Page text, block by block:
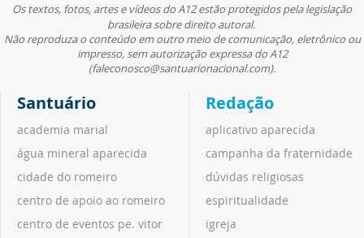
Os textos, fotos, artes e vídeos do A12 estão protegidos pela legislação
brasileira sobre direito autoral.
Não reproduza o conteúdo em outro meio de comunicação, eletrônico ou
impresso, sem autorização expressa do A12
(faleconosco@santuarionacional.com).
Santuário
academia marial
água mineral aparecida
cidade do romeiro
centro de apoio ao romeiro
centro de eventos pe. vitor
Redação
aplicativo aparecida
campanha da fraternidade
dúvidas religiosas
espiritualidade
igreja